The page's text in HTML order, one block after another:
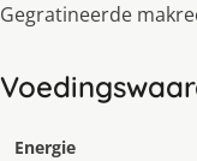
Gegratineerde
Energie